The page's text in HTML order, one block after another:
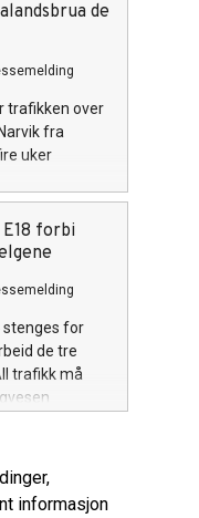
de
trafikken over
fra
uker
forbi
stenges for
de tre
trafikk må
informasjon